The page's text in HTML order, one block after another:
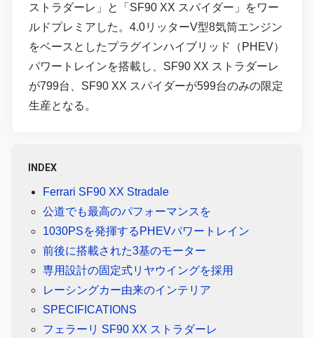
ストラダーレ」と「SF90 XX スパイダー」をワー
ルドプレミアした。4.0リッターV型8気筒エンジン
をベースとしたプラグインハイブリッド（PHEV）
パワートレインを搭載し、SF90 XX ストラダーレ
が799台、SF90 XX スパイダーが599台のみの限定
生産となる。
INDEX
Ferrari SF90 XX Stradale
公道でも最高のパフォーマンスを
1030PSを発揮するPHEVパワートレイン
前後に搭載された3基のモーター
専用設計の固定式リヤウイングを採用
レーシングカー由来のインテリア
SPECIFICATIONS
フェラーリ SF90 XX ストラダーレ